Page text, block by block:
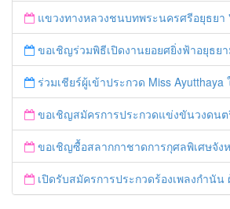
แขวงทางหลวงชนบทพระนครศรีอยุธยา "ร่วมรณรงค์ ขับช้า เปิดไฟหน้า คาดเข็มขัด" เทศกาลส
ขอเชิญร่วมพิธีเปิดงานยอยศยิ่งฟ้าอยุธยาม
ร่วมเชียร์ผู้เข้าประกวด Miss Ayutthaya ในวันที่ 15 ธัน
ขอเชิญสมัครการประกวดแข่งขันวงดนตรี Ayutthaya battle of
ขอเชิญซื้อสลากกาชาดการกุศลพิเศษจังหวัดพระนครศรีอยุ
เปิดรับสมัครการประกวดร้องเพลงกำนัน ผู้ใหญ่บ้